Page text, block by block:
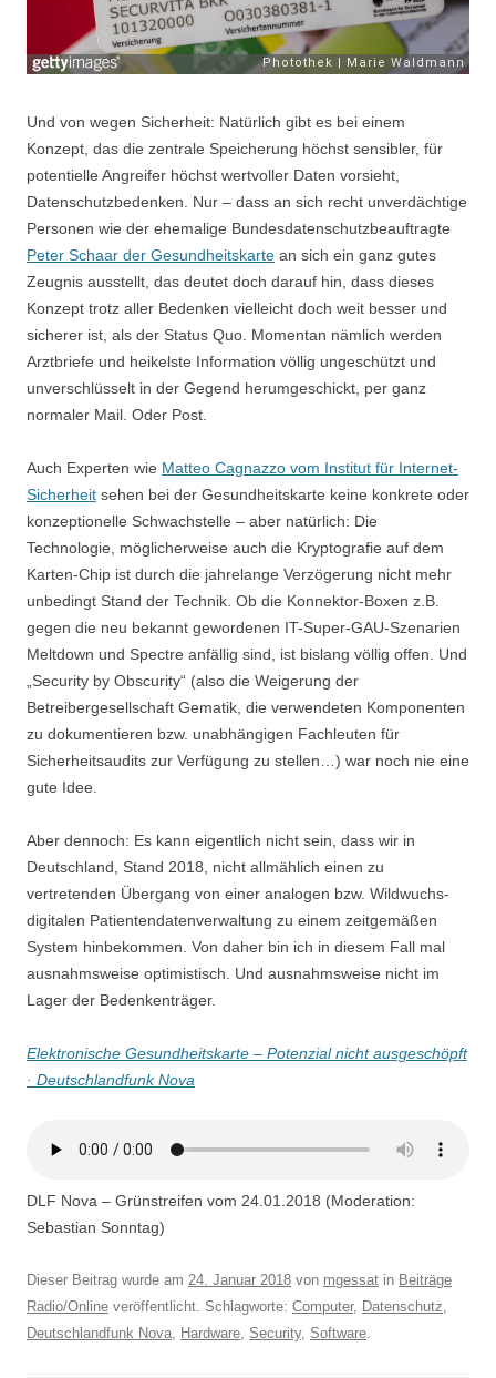
Und von wegen Sicherheit: Natürlich gibt es bei einem
Konzept, das die zentrale Speicherung höchst sensibler, für
potentielle Angreifer höchst wertvoller Daten vorsieht,
Datenschutzbedenken. Nur – dass an sich recht unverdächtige
Personen wie der ehemalige Bundesdatenschutzbeauftragte
Peter Schaar der Gesundheitskarte an sich ein ganz gutes
Zeugnis ausstellt, das deutet doch darauf hin, dass dieses
Konzept trotz aller Bedenken vielleicht doch weit besser und
sicherer ist, als der Status Quo. Momentan nämlich werden
Arztbriefe und heikelste Information völlig ungeschützt und
unverschlüsselt in der Gegend herumgeschickt, per ganz
normaler Mail. Oder Post.
Auch Experten wie Matteo Cagnazzo vom Institut für Internet-
Sicherheit sehen bei der Gesundheitskarte keine konkrete oder
konzeptionelle Schwachstelle – aber natürlich: Die
Technologie, möglicherweise auch die Kryptografie auf dem
Karten-Chip ist durch die jahrelange Verzögerung nicht mehr
unbedingt Stand der Technik. Ob die Konnektor-Boxen z.B.
gegen die neu bekannt gewordenen IT-Super-GAU-Szenarien
Meltdown und Spectre anfällig sind, ist bislang völlig offen. Und
„Security by Obscurity“ (also die Weigerung der
Betreibergesellschaft Gematik, die verwendeten Komponenten
zu dokumentieren bzw. unabhängigen Fachleuten für
Sicherheitsaudits zur Verfügung zu stellen…) war noch nie eine
gute Idee.
Aber dennoch: Es kann eigentlich nicht sein, dass wir in
Deutschland, Stand 2018, nicht allmählich einen zu
vertretenden Übergang von einer analogen bzw. Wildwuchs-
digitalen Patientendatenverwaltung zu einem zeitgemäßen
System hinbekommen. Von daher bin ich in diesem Fall mal
ausnahmsweise optimistisch. Und ausnahmsweise nicht im
Lager der Bedenkenträger.
Elektronische Gesundheitskarte – Potenzial nicht ausgeschöpft
· Deutschlandfunk Nova
DLF Nova – Grünstreifen vom 24.01.2018 (Moderation:
Sebastian Sonntag)
Dieser Beitrag wurde am 24. Januar 2018 von mgessat in Beiträge
Radio/Online veröffentlicht. Schlagworte: Computer, Datenschutz
Deutschlandfunk Nova Hardware Security, Software